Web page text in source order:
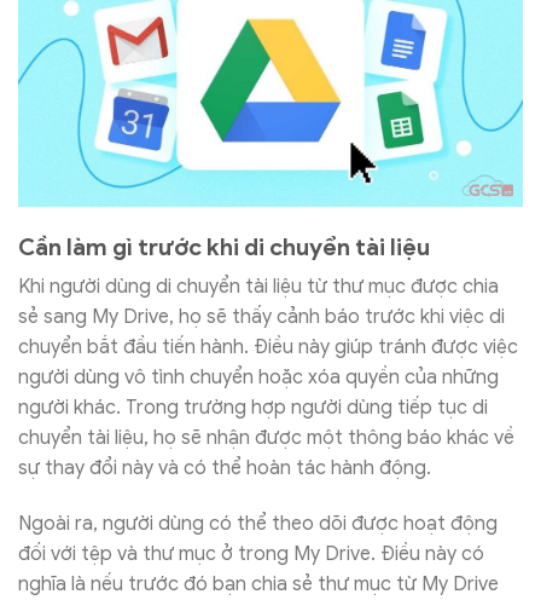
Cần làm gì trước khi di chuyển tài liệu
Khi người dùng di chuyển tài liệu từ thư mục được chia
sẻ sang My Drive, họ sẽ thấy cảnh báo trước khi việc di
chuyển bắt đầu tiến hành. Điều này giúp tránh được việc
người dùng vô tình chuyển hoặc xóa quyền của những
người khác. Trong trường hợp người dùng tiếp tục di
chuyển tài liệu, họ sẽ nhận được một thông báo khác về
sự thay đổi này và có thể hoàn tác hành động.
Ngoài ra, người dùng có thể theo dõi được hoạt động
đối với tệp và thư mục ở trong My Drive. Điều này có
nghĩa là nếu trước đó bạn chia sẻ thư mục từ My Drive